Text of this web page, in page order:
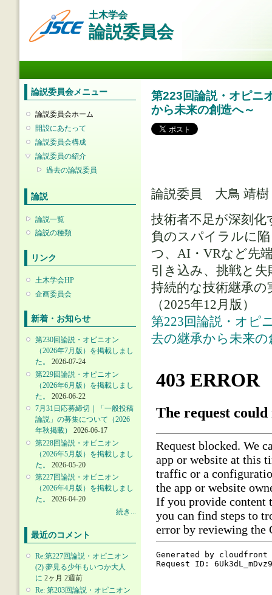
に
土木学会
論説委員会
論説委員会メニュー
論説委員会ホーム
開設にあたって
論説委員会構成
論説委員の紹介
過去の論説委員
論説
論説一覧
論説の種類
リンク
土木学会HP
企画委員会
新着・お知らせ
第230回論説・オピニオン
（2026年7月版）を掲載しまし
た。
2026-07-24
第229回論説・オピニオン
（2026年6月版）を掲載しまし
た。
2026-06-22
7月31日応募締切｜「一般投稿
論説」の募集について（2026
年秋掲載）
2026-06-17
第228回論説・オピニオン
（2026年5月版）を掲載しまし
た。
2026-05-20
第227回論説・オピニオン
（2026年4月版）を掲載しまし
た。
2026-04-20
続き...
最近のコメント
Re:第227回論説・オピニオン
(2) 夢見る少年もいつか大人
に 2ヶ月 2週前
Re: 第203回論説・オピニオン
第223回論説・オピニ
から未来の創造へ～
論説委員 大鳥 靖
技術者不足が深刻化
負のスパイラルに
つ、AI・VRなど先
引き込み、挑戦と
持続的な技術継承
（2025年12月版）
第223回論説・オピ
去の継承から未来の